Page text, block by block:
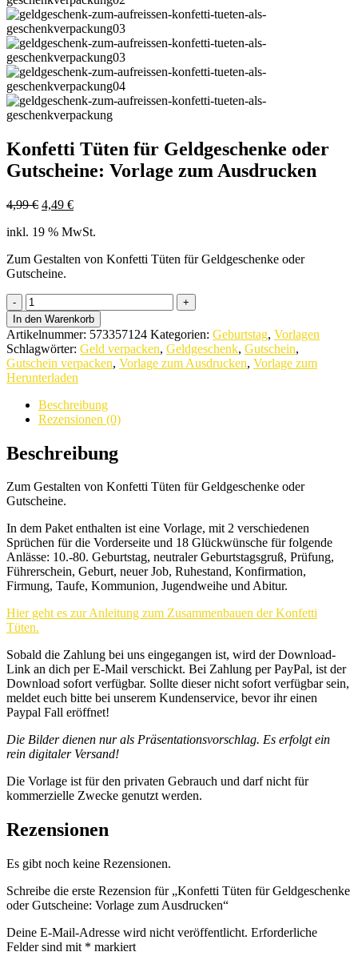
Konfetti Tüten für Geldgeschenke oder
Gutscheine: Vorlage zum Ausdrucken
4,99€ Ursprünglicher
war:
4,49 €Aktueller
ist:
inkl. 19 % MwSt.
Zum Gestalten von Konfetti Tüten für Geldgeschenke oder
Gutscheine.
Konfetti
Tüten
für
Geldgeschenke
oder
Gutscheine:
Vorlage
zum
Ausdrucken
quantity
In den Warenkorb
Artikelnummer: 573357124 Kategorien: Geburtstag, Vorlagen
Schlagwörter: Geld verpacken, Geldgeschenk, Gutschein,
Gutschein verpacken, Vorlage zum Ausdrucken, Vorlage zum
Herunterladen
Beschreibung
Rezensionen (0)
Beschreibung
Zum Gestalten von Konfetti Tüten für Geldgeschenke oder
Gutscheine.
In dem Paket enthalten ist eine Vorlage, mit 2 verschiedenen
Sprüchen für die Vorderseite und 18 Glückwünsche für folgende
Anlässe: 10.-80. Geburtstag, neutraler Geburtstagsgruß, Prüfung,
Führerschein, Geburt, neuer Job, Ruhestand, Konfirmation,
Firmung, Taufe, Kommunion, Jugendweihe und Abitur.
Hier geht es zur Anleitung zum Zusammenbauen der Konfetti
Tüten.
Sobald die Zahlung bei uns eingegangen ist, wird der Download-
Link an dich per E-Mail verschickt. Bei Zahlung per PayPal, ist der
Download sofort verfügbar. Sollte dieser nicht sofort verfügbar sein,
meldet euch bitte bei unserem Kundenservice, bevor ihr einen
Paypal Fall eröffnet!
Die Bilder dienen nur als Präsentationsvorschlag. Es erfolgt ein
rein digitaler Versand!
Die Vorlage ist für den privaten Gebrauch und darf nicht für
kommerzielle Zwecke genutzt werden.
Rezensionen
Es gibt noch keine Rezensionen.
Schreibe die erste Rezension für „Konfetti Tüten für Geldgeschenke
oder Gutscheine: Vorlage zum Ausdrucken“
Deine E-Mail-Adresse wird nicht veröffentlicht. Erforderliche
Felder sind mit * markiert